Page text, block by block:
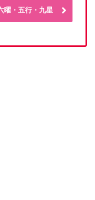
曜・五行・九星